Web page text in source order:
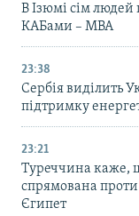
В Ізюмі сім людей
КАБами – МВА
23:38
Сербія виділить
підтримку
23:21
Туреччина каже,
спрямована проти
Єгипет